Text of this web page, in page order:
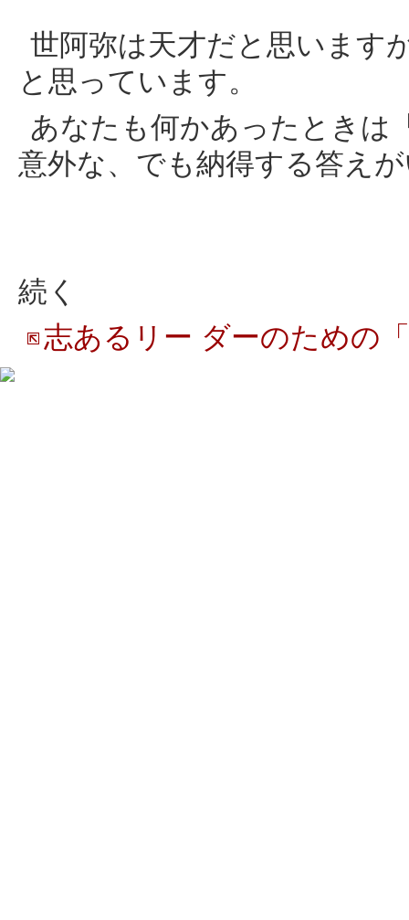
世阿弥は天才だと思います
と思っています。
あなたも何かあったときは
意外な、でも納得する答え
続く
志あるリー ダーのための